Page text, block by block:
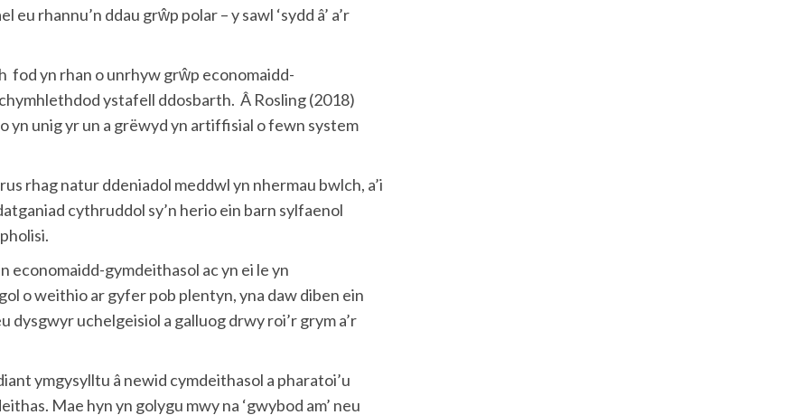
rhannu’n ddau grŵp polar – y sawl ‘sydd â’ a’r
fod yn rhan o unrhyw grŵp economaidd-
ystafell ddosbarth. Â Rosling (2018)
yn unig yr un a grëwyd yn artiffisial o fewn system
rhag natur ddeniadol meddwl yn nhermau bwlch, a’i
cythruddol sy’n herio ein barn sylfaenol
economaidd-gymdeithasol ac yn ei le yn
o weithio ar gyfer pob plentyn, yna daw diben ein
dysgwyr uchelgeisiol a galluog drwy roi’r grym a’r
ymgysylltu â newid cymdeithasol a pharatoi’u
Mae hyn yn golygu mwy na ‘gwybod am’ neu